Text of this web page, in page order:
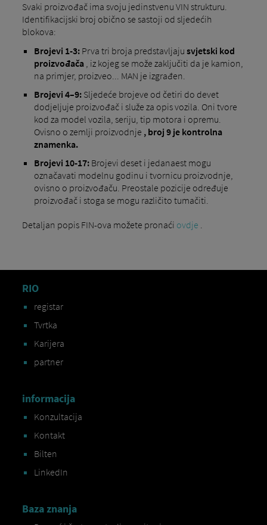
Svaki proizvođač ima svoju jedinstvenu VIN strukturu.
Identifikacijski broj obično se sastoji od sljedećih
blokova:
Brojevi 1-3:Prva tri broja predstavljaju svjetski kod
proizvođača, iz kojeg se može zaključiti da je kamion,
na primjer, proizveo... MAN je izgrađen.
Brojevi 4–9:Sljedeće brojeve od četiri do devet
dodjeljuje proizvođač i služe za opis vozila. Oni tvore
kod za model vozila, seriju, tip motora i opremu.
Ovisno o zemlji proizvodnje , broj 9 je kontrolna
znamenka.
Brojevi 10-17:Brojevi deset i jedanaest mogu
označavati modelnu godinu i tvornicu proizvodnje,
ovisno o proizvođaču. Preostale pozicije određuje
proizvođač i stoga se mogu različito tumačiti.
Detaljan popis FIN-ova možete pronaći ovdje .
RIO
registar
Tvrtka
Karijera
partner
informacija
Konzultacija
Kontakt
Bilten
LinkedIn
Baza znanja